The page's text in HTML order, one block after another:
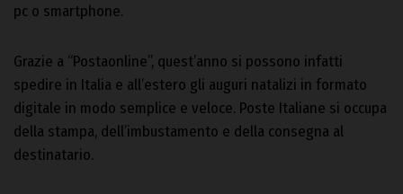
pc o smartphone.
Grazie a “Postaonline”, quest’anno si possono infatti
spedire in Italia e all’estero gli auguri natalizi in formato
digitale in modo semplice e veloce. Poste Italiane si occupa
della stampa, dell’imbustamento e della consegna al
destinatario.